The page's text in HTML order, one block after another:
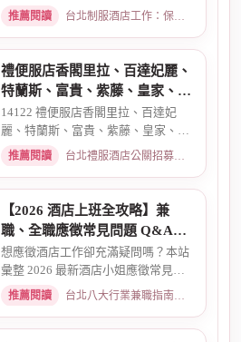
區酒店老司機推薦舒壓會館、...
推薦閱讀 台北制服酒店工作：保障現領薪資與職缺總覽 · 2026-04-01
禮便服店香閣里拉、百達妃麗、
特蘭斯、富貴、紫藤、皇家、金
典酒店消費
14122 禮便服店香閣里拉、百達妃
麗、特蘭斯、富貴、紫藤、皇家、金
典、消費喝酒 、金拿督、101會...
推薦閱讀 台北禮服酒店公關招募：兼職工作內容與薪資規範 · 2026-06-04
【2026 酒店上班全攻略】兼
職、全職應徵常見問題 Q&A：
薪資、安全、環境全解析
想應徵酒店工作卻充滿疑問嗎？本站
彙整 2026 最新酒店小姐應徵常見問
題 Q&A。深入解析全職與兼職...
推薦閱讀 台北八大行業兼職指南：熱門職缺與求職須知 · 2026-03-09